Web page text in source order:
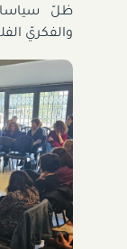
ظلّ سياسات
والفكريّ